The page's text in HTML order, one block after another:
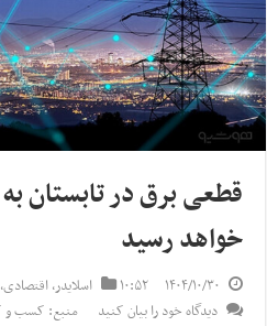
قطعی برق در تابستان
خواهد رسید
۱۴۰۴/۱۰/۳۰ ۱۰:۵۲ اسلایدر,اقتصادی
دیدگاه خود را بیان کنید
منبع: کسب و